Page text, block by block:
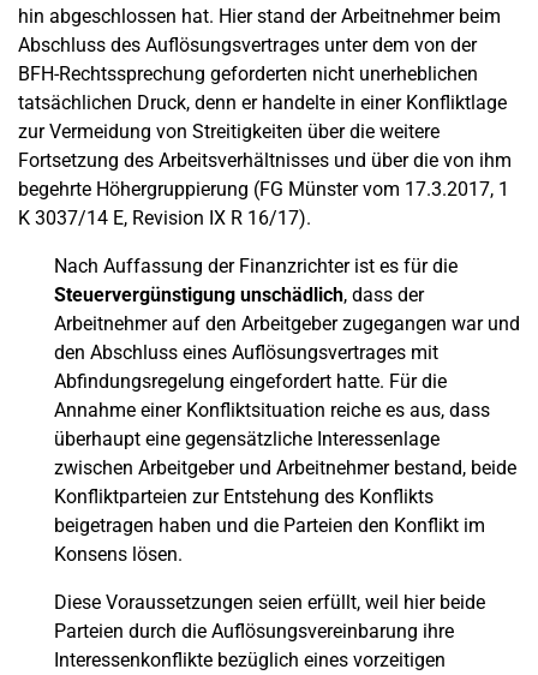
hin abgeschlossen hat. Hier stand der Arbeitnehmer beim
Abschluss des Auflösungsvertrages unter dem von der
BFH-Rechtssprechung geforderten nicht unerheblichen
tatsächlichen Druck, denn er handelte in einer Konfliktlage
zur Vermeidung von Streitigkeiten über die weitere
Fortsetzung des Arbeitsverhältnisses und über die von ihm
begehrte Höhergruppierung (FG Münster vom 17.3.2017, 1
K 3037/14 E, Revision IX R 16/17).
Nach Auffassung der Finanzrichter ist es für die
Steuervergünstigung unschädlich, dass der
Arbeitnehmer auf den Arbeitgeber zugegangen war und
den Abschluss eines Auflösungsvertrages mit
Abfindungsregelung eingefordert hatte. Für die
Annahme einer Konfliktsituation reiche es aus, dass
überhaupt eine gegensätzliche Interessenlage
zwischen Arbeitgeber und Arbeitnehmer bestand, beide
Konfliktparteien zur Entstehung des Konflikts
beigetragen haben und die Parteien den Konflikt im
Konsens lösen.
Diese Voraussetzungen seien erfüllt, weil hier beide
Parteien durch die Auflösungsvereinbarung ihre
Interessenkonflikte bezüglich eines vorzeitigen